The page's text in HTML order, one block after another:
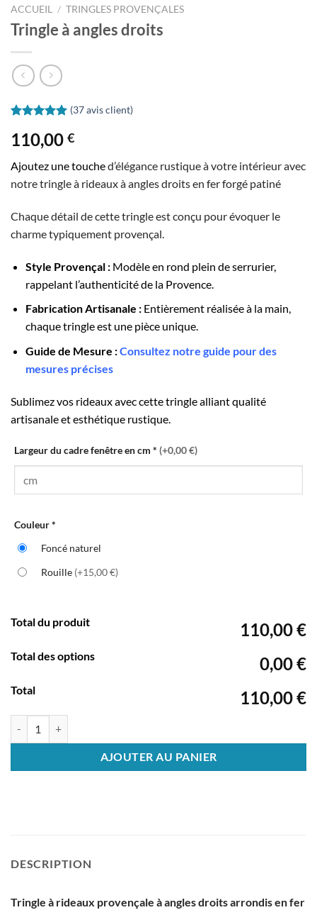
ACCUEIL / TRINGLES PROVENÇALES
Tringle à angles droits
sur 5 basé
sur
notations
client
(37avis client)
110,00 €
Ajoutez une touched’élégance rustique à votre intérieur avec
notre tringle à rideaux à angles droits en fer forgé patiné
Chaque détail de cette tringle est conçu pour évoquer le
charme typiquement provençal.
Style Provençal :Modèle en rond plein de serrurier,
rappelant l’authenticité de la Provence.
Fabrication Artisanale :Entièrement réalisée à la main,
chaque tringle est une pièce unique.
Guide de Mesure :Consultez notre guide pour des
mesures précises
Sublimez vos rideaux avec cette tringle alliant qualité
artisanale et esthétique rustique.
Largeur du cadre fenêtre en cm * (+0,00 €)
Couleur*
Foncé naturel
Rouille (+15,00 €)
Total du produit 110,00 €
Total des options 0,00 €
Total 110,00 €
AJOUTER AU PANIER
DESCRIPTION
Tringle à rideaux provençale à angles droits arrondis en fer